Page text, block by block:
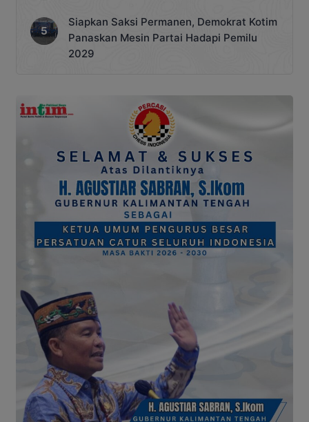
Siapkan Saksi Permanen, Demokrat Kotim
Panaskan Mesin Partai Hadapi Pemilu
2029